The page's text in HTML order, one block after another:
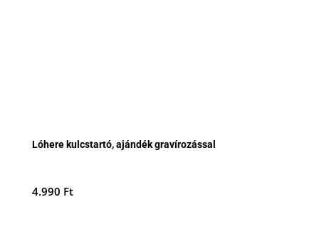
Lóhere kulcstartó, ajándék gravírozással
4.990 Ft